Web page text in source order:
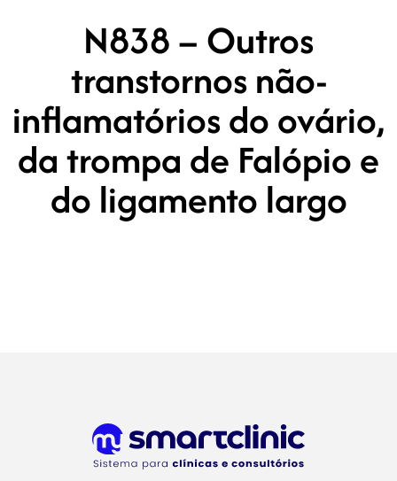
N838 – Outros
transtornos não-
inflamatórios do ovário,
da trompa de Falópio e
do ligamento largo